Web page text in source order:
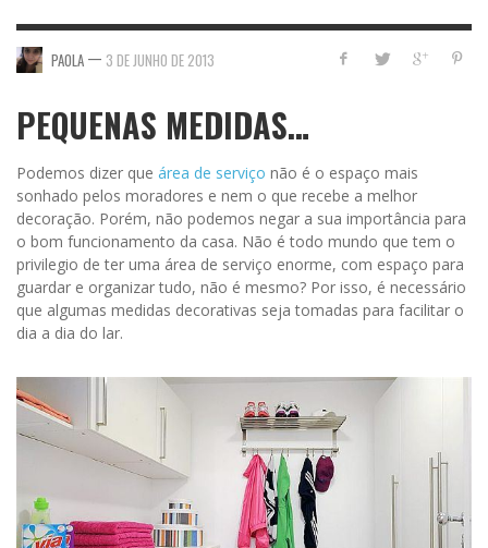
PAOLA — 3 DE JUNHO DE 2013
PEQUENAS MEDIDAS…
Podemos dizer que área de serviço não é o espaço mais
sonhado pelos moradores e nem o que recebe a melhor
decoração. Porém, não podemos negar a sua importância para
o bom funcionamento da casa. Não é todo mundo que tem o
privilegio de ter uma área de serviço enorme, com espaço para
guardar e organizar tudo, não é mesmo? Por isso, é necessário
que algumas medidas decorativas seja tomadas para facilitar o
dia a dia do lar.